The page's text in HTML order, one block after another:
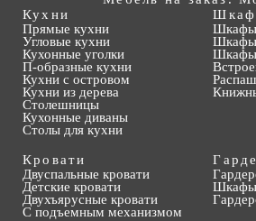
Кухни
Прямые кухни
Угловые кухни
Кухонные уголки
П-образные кухни
Кухни с островом
Кухни из дерева
Столешницы
Кухонные диваны
Столы для кухни
Кровати
Двуспальные кровати
Детские кровати
Двухъярусные кровати
С подъемным механизмом
Шкафы